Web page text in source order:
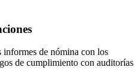
informes de nómina con los
de cumplimiento con auditorías